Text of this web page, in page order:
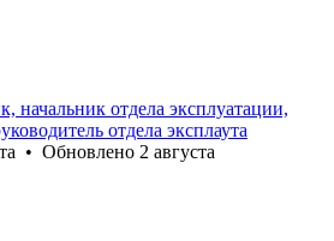
начальник отдела эксплуатации,
отдела эксплаута
• Обновлено 2 августа